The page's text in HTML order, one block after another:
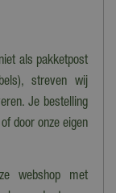
als pakketpost
streven wij
Je bestelling
door onze eigen
webshop met